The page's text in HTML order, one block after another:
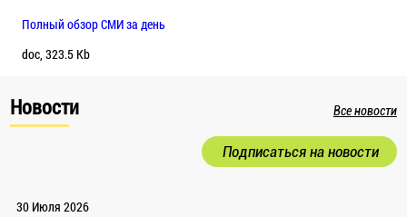
Полный обзор СМИ за день
doc, 323.5 Kb
Новости Все новости
Подписаться на новости
30 Июля 2026